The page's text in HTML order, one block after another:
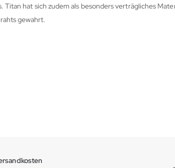
hat sich zudem als besonders verträgliches
gewahrt.